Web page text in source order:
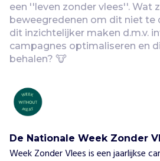
een ''leven zonder vlees''. Wat
beweegredenen om dit niet te
dit inzichtelijker maken d.m.v.
campagnes optimaliseren en
behalen? 🐮
De Nationale Week Zonder
Week Zonder Vlees is een jaarlijkse